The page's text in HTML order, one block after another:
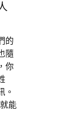
的
隨
你
。
能